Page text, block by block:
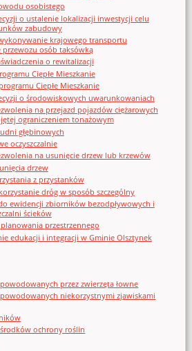
osobistego
o ustalenie lokalizacji inwestycji celu
zabudowy
krajowego transportu
osób taksówką
o rewitalizacji
Ciepłe Mieszkanie
Ciepłe Mieszkanie
o środowiskowych uwarunkowaniach
na przejazd pojazdów ciężarowych
ograniczeniem tonażowym
głębinowych
oczyszczalnie
na usunięcie drzew lub krzewów
drzew
z przystanków
dróg w sposób szczególny
ewidencji zbiorników bezodpływowych i
ścieków
przestrzennego
edukacji i integracji w Gminie Olsztynek
przez zwierzęta łowne
niekorzystnymi zjawiskami
ochrony roślin